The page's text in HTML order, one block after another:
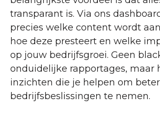
transparant is. Via ons
precies welke content wordt
hoe deze presteert en welke
op jouw bedrijfsgroei. Geen
onduidelijke rapportages, maar
inzichten die je helpen om
bedrijfsbeslissingen te nemen.